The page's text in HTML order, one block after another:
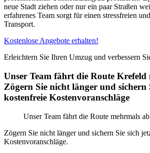
neue Stadt ziehen oder nur ein paar Straßen
erfahrenes Team sorgt für einen stressfreien
Transport.
Kostenlose Angebote erhalten!
Erleichtern Sie Ihren Umzug und verbessern
Unser Team fährt die Route Krefeld
Zögern Sie nicht länger und sichern
kostenfreie Kostenvoranschläge
Unser Team fährt die Route mehrmals
Zögern Sie nicht länger und sichern Sie sich
Kostenvoranschläge.